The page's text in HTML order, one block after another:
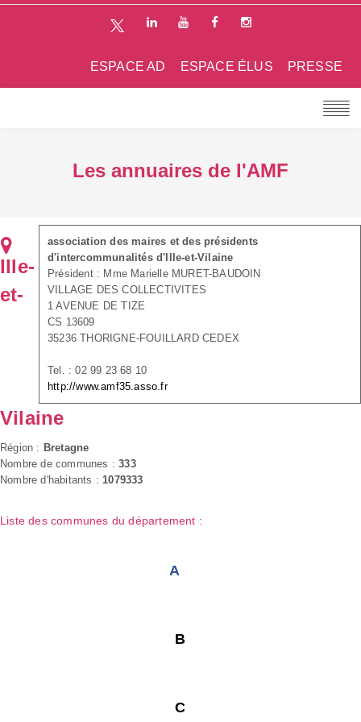
PRESSE
ESPACE ÉLUS
ESPACE AD
Les annuaires de l'AMF
association des maires et des présidents
d'intercommunalités d'Ille-et-Vilaine
Président : Mme Marielle MURET-BAUDOIN
VILLAGE DES COLLECTIVITES
1 AVENUE DE TIZE
CS 13609
35236 THORIGNE-FOUILLARD CEDEX
Tel. : 02 99 23 68 10
http://www.amf35.asso.fr
Ille-
et-
Vilaine
Région : Bretagne
Nombre de communes :333
Nombre d'habitants : 1079333
Liste des communes du département :
A
B
C